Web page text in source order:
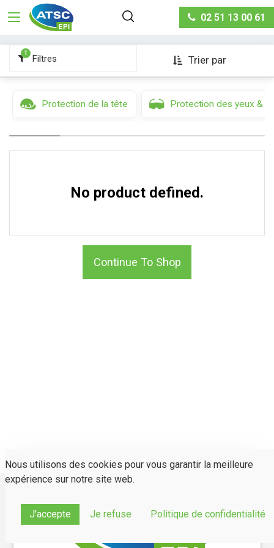
02 51 13 00 61
Protection des mains & des bras
Gants soudage &
coupage
1
Filtres Trier par
Protection de la tête Protection des yeux &
No product defined.
Continue To Shop
Nous utilisons des cookies pour vous garantir la meilleure
expérience sur notre site web.
J'accepte Je refuse Politique de confidentialité